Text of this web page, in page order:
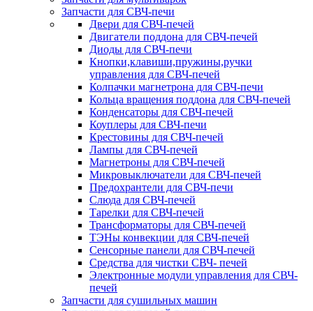
Запчасти для СВЧ-печи
Двери для СВЧ-печей
Двигатели поддона для СВЧ-печей
Диоды для СВЧ-печи
Кнопки,клавиши,пружины,ручки
управления для СВЧ-печей
Колпачки магнетрона для СВЧ-печи
Кольца вращения поддона для СВЧ-печей
Конденсаторы для СВЧ-печей
Коуплеры для СВЧ-печи
Крестовины для СВЧ-печей
Лампы для СВЧ-печей
Магнетроны для СВЧ-печей
Микровыключатели для СВЧ-печей
Предохрантели для СВЧ-печи
Слюда для СВЧ-печей
Тарелки для СВЧ-печей
Трансформаторы для СВЧ-печей
ТЭНы конвекции для СВЧ-печей
Сенсорные панели для СВЧ-печей
Средства для чистки СВЧ- печей
Электронные модули управления для СВЧ-
печей
Запчасти для сушильных машин